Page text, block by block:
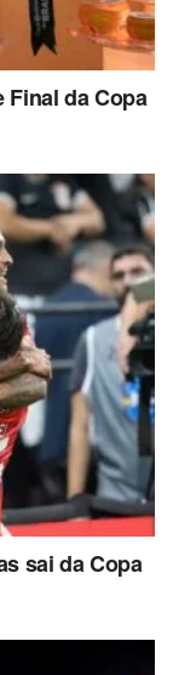
Final da Copa
sai da Copa